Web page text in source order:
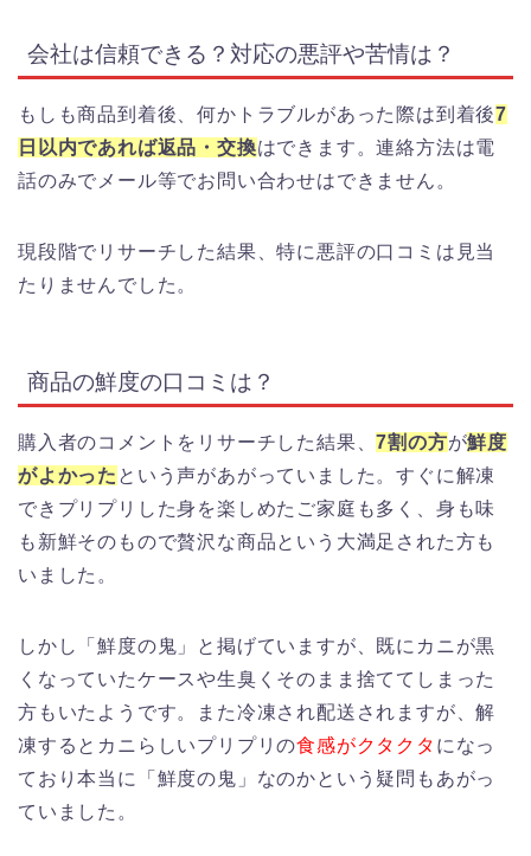
会社は信頼できる？対応の悪評や苦情は？
もしも商品到着後、何かトラブルがあった際は到着後7
日以内であれば返品・交換はできます。連絡方法は電
話のみでメール等でお問い合わせはできません。
現段階でリサーチした結果、特に悪評の口コミは見当
たりませんでした。
商品の鮮度の口コミは？
購入者のコメントをリサーチした結果、7割の方が鮮度
がよかった という声があがっていました。すぐに解凍
できプリプリした身を楽しめたご家庭も多く、身も味
も新鮮そのもので贅沢な商品という大満足された方も
いました。
しかし「鮮度の鬼」と掲げていますが、既にカニが黒
くなっていたケースや生臭くそのまま捨ててしまった
方もいたようです。また冷凍され配送されますが、解
凍するとカニらしいプリプリの食感がクタクタ になっ
ており本当に「鮮度の鬼」なのかという疑問もあがっ
ていました。